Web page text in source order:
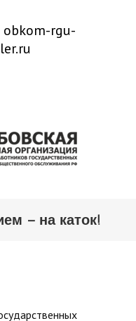
obkom-rgu-
– на каток!